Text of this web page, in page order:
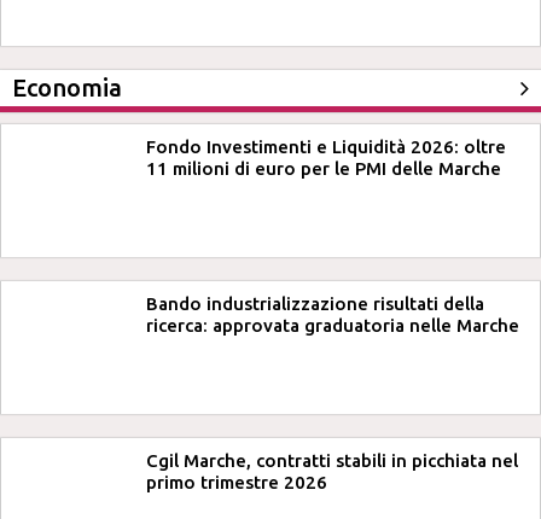
Economia
Fondo Investimenti e Liquidità 2026: oltre
11 milioni di euro per le PMI delle Marche
Bando industrializzazione risultati della
ricerca: approvata graduatoria nelle Marche
Cgil Marche, contratti stabili in picchiata nel
primo trimestre 2026